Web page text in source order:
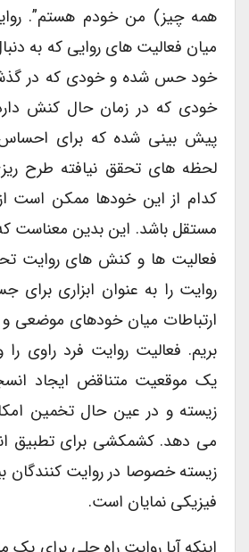
همه چیز) من خودم هستم”.
میان فعالیت های روایی که به
خود حس شده و خودی که در
خودی که در زمان حال کنش
پیش بینی شده که برای احساس
لحظه های تحقق نیافته طرح
کدام از این خودها ممکن است
مستقل باشد. این بدین معناست که
فعالیت ها و کنش های روایت
روایت را به عنوان ابزاری برای
ارتباطات میان خودهای موضعی و
بریم. فعالیت روایت فرد راوی را
یک موقعیت متناقض ایجاد
زیسته و در عین حال تخمین
می دهد. کشمکشی برای تطبیق
زیسته خصوصا در روایت کنندگان
فیزیکی نمایان است.